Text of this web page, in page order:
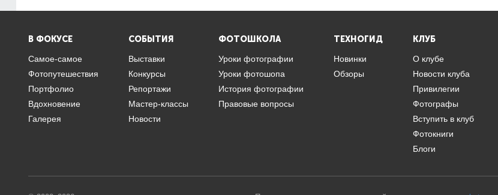
В ФОКУСЕ
Самое-самое
Фотопутешествия
Портфолио
Вдохновение
Галерея
СОБЫТИЯ
Выставки
Конкурсы
Репортажи
Мастер-классы
Новости
ФОТОШКОЛА
Уроки фотографии
Уроки фотошопа
История фотографии
Правовые вопросы
ТЕХНОГИД
Новинки
Обзоры
КЛУБ
О клубе
Новости клуба
Привилегии
Фотографы
Вступить в клуб
Фотокниги
Блоги